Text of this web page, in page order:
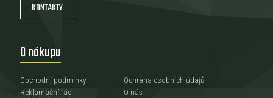
KONTAKTY
O nákupu
Obchodní podmínky
Reklamační řád
Ochrana osobních údajů
O nás